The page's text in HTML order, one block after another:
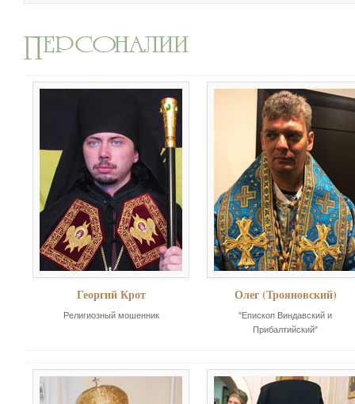
Георгий Крот
Религиозный мошенник
Олег (Трояновский)
"Епископ Виндавский и
Прибалтийский"